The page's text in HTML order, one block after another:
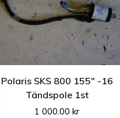
Polaris SKS 800 155″ -16
Tändspole 1st
1 000.00kr